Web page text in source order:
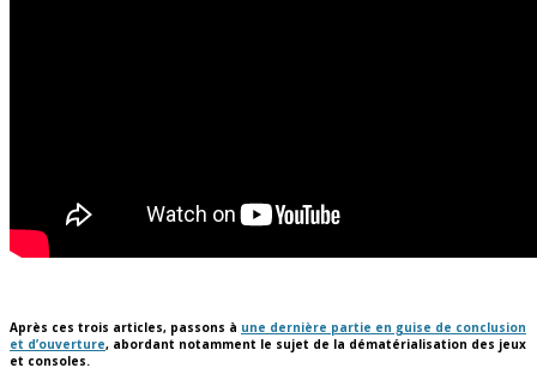
Après ces trois articles, passons à une dernière partie en guise de conclusion
et d’ouverture, abordant notamment le sujet de la dématérialisation des jeux
et consoles.